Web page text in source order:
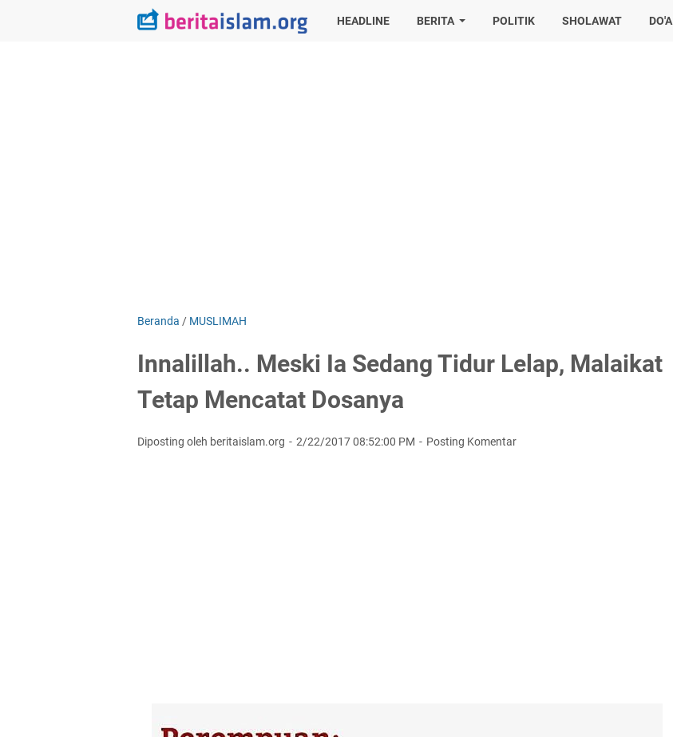
HEADLINE BERITA POLITIK SHOLAWAT DO'A
Beranda / MUSLIMAH
Innalillah.. Meski Ia Sedang Tidur Lelap, Malaikat
Tetap Mencatat Dosanya
Diposting oleh beritaislam.org 2/22/2017 08:52:00 PM Posting Komentar